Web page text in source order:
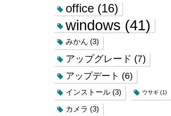
office (16)
windows (41)
みかん (3)
アップグレード (7)
アップデート (6)
インストール (3) ウサギ (1)
カメラ (3)